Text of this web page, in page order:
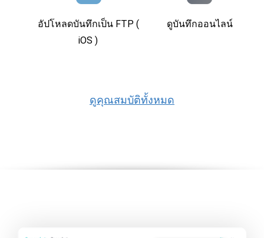
อัปโหลดบันทึกเป็น FTP (
iOS )
ดูบันทึกออนไลน์
ดูคุณสมบัติทั้งหมด